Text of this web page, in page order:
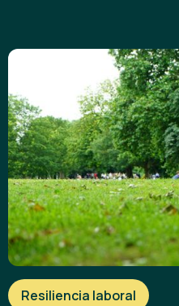
Resiliencia laboral